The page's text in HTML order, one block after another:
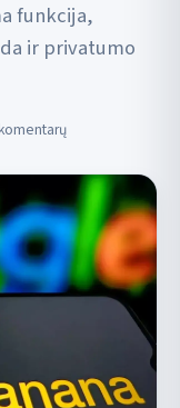
funkcija,
ir privatumo